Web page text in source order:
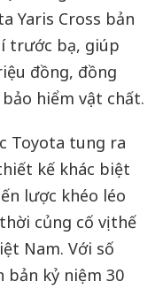
Yaris Cross bản
trước bạ, giúp
đồng, đồng
hiểm vật chất.
Toyota tung ra
kế khác biệt
lược khéo léo
củng cố vị thế
Nam. Với số
bản kỷ niệm 30